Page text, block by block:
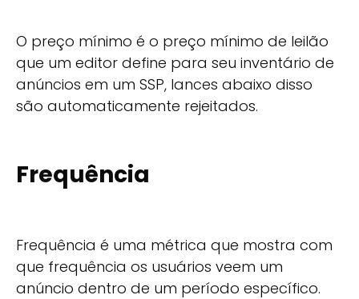
O preço mínimo é o preço mínimo de leilão
que um editor define para seu inventário de
anúncios em um SSP, lances abaixo disso
são automaticamente rejeitados.
Frequência
Frequência é uma métrica que mostra com
que frequência os usuários veem um
anúncio dentro de um período específico.